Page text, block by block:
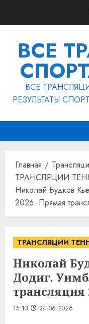
ВСЕ
ВСЕ
РЕЗУЛЬТАТЫ
Главная
ТРАНСЛЯЦИИ
Николай Будков
2026. Прямая
ТРАНСЛЯЦИИ
Николай
Додиг.
трансляция
15:13 24.06.2026